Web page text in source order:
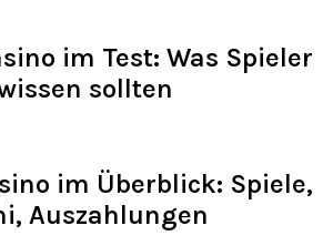
im Test: Was Spieler
sollten
im Überblick: Spiele,
Auszahlungen